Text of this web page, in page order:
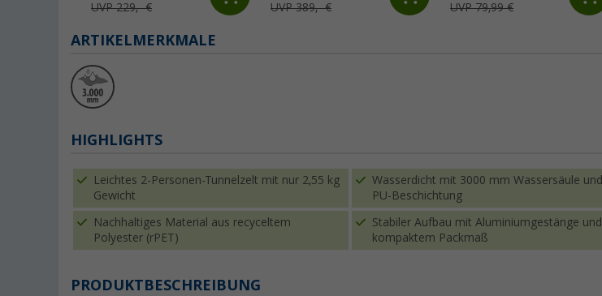
UVP 229,- € UVP 389,- € UVP 79,99 €
ARTIKELMERKMALE
HIGHLIGHTS
Leichtes 2-Personen-Tunnelzelt mit nur 2,55 kg
Gewicht
Wasserdicht mit 3000 mm Wassersäule und
PU-Beschichtung
Nachhaltiges Material aus recyceltem
Polyester (rPET)
Stabiler Aufbau mit Aluminiumgestänge und
kompaktem Packmaß
PRODUKTBESCHREIBUNG